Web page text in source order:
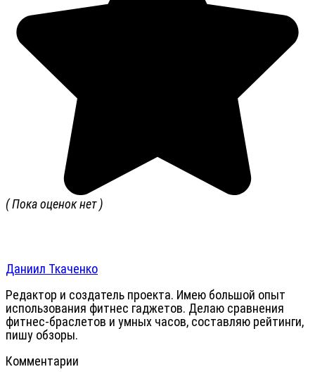
( Пока оценок нет )
Даниил Ткаченко
Редактор и создатель проекта. Имею большой опыт
использования фитнес гаджетов. Делаю сравнения
фитнес-браслетов и умных часов, составляю рейтинги,
пишу обзоры.
Комментарии